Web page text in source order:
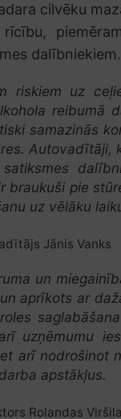
cilvēku
dalībniekiem.
riskiem uz
reibumā
samazinās
braukuši pie
uz vēlāku
Jānis Vanks
un
aprīkots ar
uzņēmumu
arī nodrošinot
apstākļus.
Rolandas